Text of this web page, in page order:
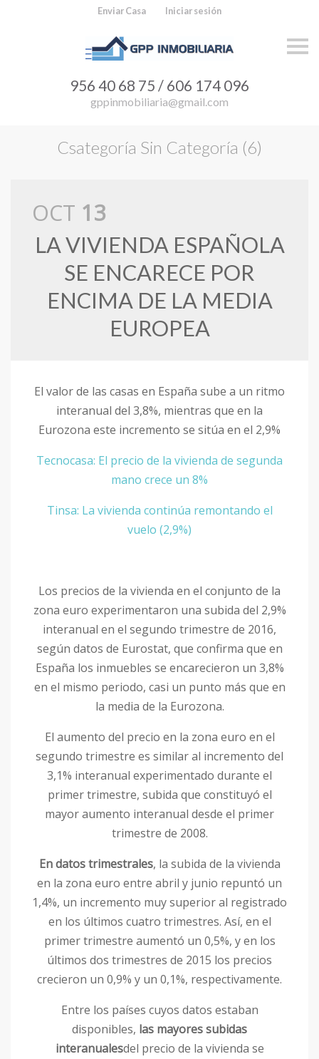
Enviar Casa Iniciar sesión
S
a
956 40 68 75 / 606 174 096
gppinmobiliaria@gmail.com
Csategoría Sin Categoría (6)
OCT 13
LA VIVIENDA ESPAÑOLA
SE ENCARECE POR
ENCIMA DE LA MEDIA
EUROPEA
El valor de las casas en España sube a un ritmo
interanual del 3,8%, mientras que en la
Eurozona este incremento se sitúa en el 2,9%
Tecnocasa: El precio de la vivienda de segunda
mano crece un 8%
Tinsa: La vivienda continúa remontando el
vuelo (2,9%)
Los precios de la vivienda en el conjunto de la
zona euro experimentaron una subida del 2,9%
interanual en el segundo trimestre de 2016,
según datos de Eurostat, que confirma que en
España los inmuebles se encarecieron un 3,8%
en el mismo periodo, casi un punto más que en
la media de la Eurozona.
El aumento del precio en la zona euro en el
segundo trimestre es similar al incremento del
3,1% interanual experimentado durante el
primer trimestre, subida que constituyó el
mayor aumento interanual desde el primer
trimestre de 2008.
En datos trimestrales, la subida de la vivienda
en la zona euro entre abril y junio repuntó un
1,4%, un incremento muy superior al registrado
en los últimos cuatro trimestres. Así, en el
primer trimestre aumentó un 0,5%, y en los
últimos dos trimestres de 2015 los precios
crecieron un 0,9% y un 0,1%, respectivamente.
Entre los países cuyos datos estaban
disponibles, las mayores subidas
interanualesdel precio de la vivienda se